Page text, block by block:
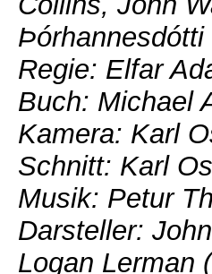
Þórhannesdótti
Regie: Elfar
Buch: Michael
Kamera: Karl
Schnitt: Karl
Musik: Petur
Darsteller:
Logan Lerman